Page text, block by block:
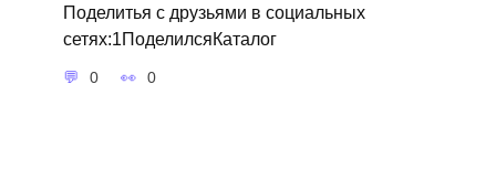
Поделитья с друзьями в социальных
сетях:1ПоделилсяКаталог
0 0